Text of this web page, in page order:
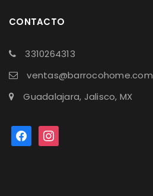
CONTACTO
3310264313
ventas@barrocohome.com
Guadalajara, Jalisco, MX